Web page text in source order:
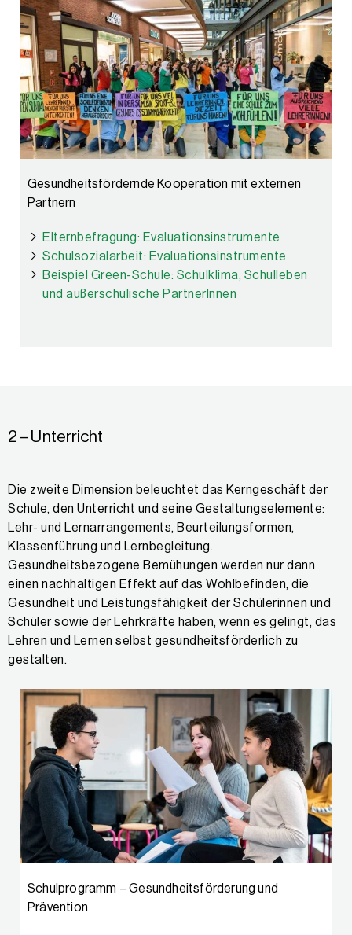
Gesundheitsfördernde Kooperation mit externen
Partnern
Elternbefragung: Evaluationsinstrumente
Schulsozialarbeit: Evaluationsinstrumente
Beispiel Green-Schule: Schulklima, Schulleben
und außerschulische PartnerInnen
2 – Unterricht
Die zweite Dimension beleuchtet das Kerngeschäft der
Schule, den Unterricht und seine Gestaltungselemente:
Lehr- und Lernarrangements, Beurteilungs­formen,
Klassenführung und Lernbegleitung.
Gesundheitsbezogene Bemühungen werden nur dann
einen nachhaltigen Effekt auf das Wohlbefinden, die
Gesundheit und Leistungsfähigkeit der Schülerinnen und
Schüler sowie der Lehrkräfte haben, wenn es gelingt, das
Lehren und Lernen selbst gesundheits­förderlich zu
gestalten.
Schulprogramm – Gesundheits­förderung und
Prävention